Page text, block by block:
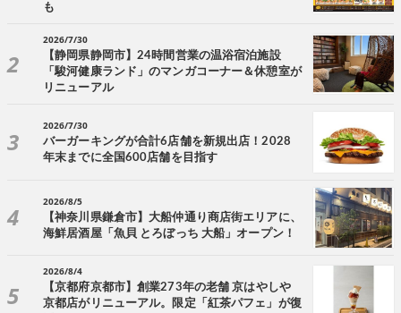
も
2026/7/30
【静岡県静岡市】24時間営業の温浴宿泊施設
「駿河健康ランド」のマンガコーナー＆休憩室が
リニューアル
2026/7/30
バーガーキングが合計6店舗を新規出店！2028
年末までに全国600店舗を目指す
2026/8/5
【神奈川県鎌倉市】大船仲通り商店街エリアに、
海鮮居酒屋「魚貝 とろぼっち 大船」オープン！
2026/8/4
【京都府京都市】創業273年の老舗 京はやしや
京都店がリニューアル。限定「紅茶パフェ」が復